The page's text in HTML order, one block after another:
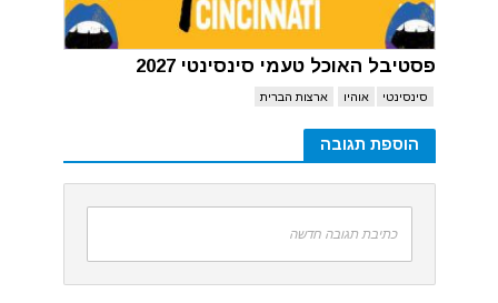
פסטיבל האוכל טעמי סינסינטי 2027
סינסינטי אוהיו ארצות הברית
הוספת תגובה
כתיבת תגובה חדשה